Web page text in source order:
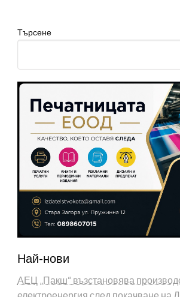
Търсене
Най-нови
АЕЦ „Пакш“ възстановява